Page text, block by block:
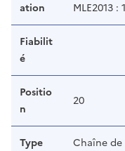
ation
MLE2013 :
Fiabilit
é
Positio
n
20
Type Chaîne